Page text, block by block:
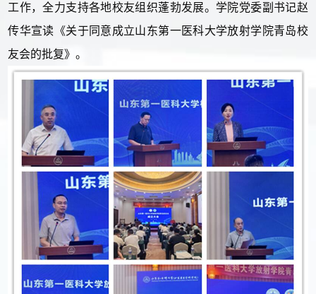
工作，全力支持各地校友组织蓬勃发展。学院党委副书记赵
传华宣读《关于同意成立山东第一医科大学放射学院青岛校
友会的批复》。